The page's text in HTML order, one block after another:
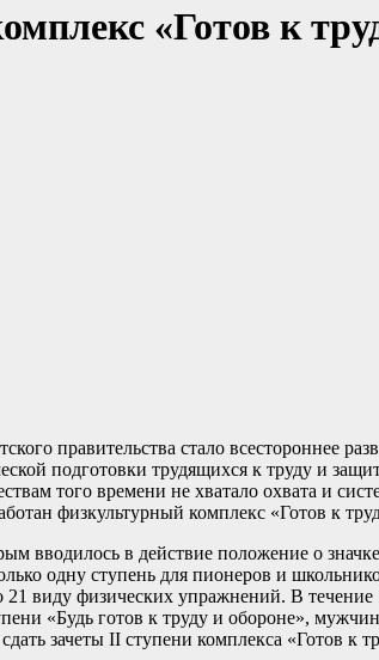
«Готов к
правительства стало всестороннее
подготовки трудящихся к труду и
того времени не хватало охвата и
физкультурный комплекс «Готов к
вводилось в действие положение о
одну ступень для пионеров и
виду физических упражнений. В
«Будь готов к труду и обороне»,
зачеты II ступени комплекса «Готов к